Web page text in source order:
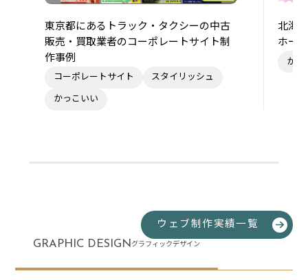
東京都にあるトラック・タクシーの中古
販売・買取業者のコーポレートサイト制
作事例
コーポレートサイト スタイリッシュ
かっこいい
北海
ホー
かわ
ウェブ制作実績一覧
GRAPHIC DESIGN グラフィックデザイン